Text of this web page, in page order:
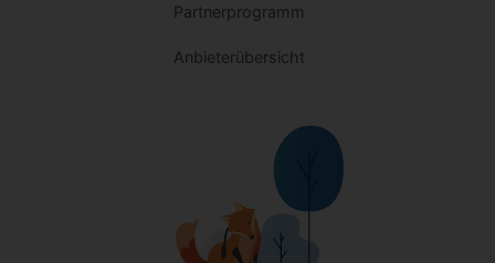
Partnerprogramm
Anbieterübersicht